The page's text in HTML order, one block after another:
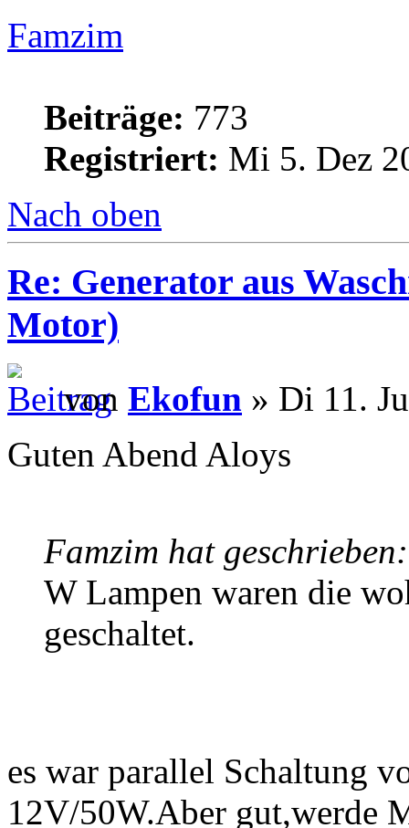
Famzim
Beiträge: 773
Registriert: Mi 5. Dez
Nach oben
Re: Generator aus
Motor)
von Ekofun » Di 11.
Guten Abend Aloys
Famzim hat geschrieben:
W Lampen waren die
geschaltet.
es war parallel Schaltung
12V/50W.Aber gut,werde